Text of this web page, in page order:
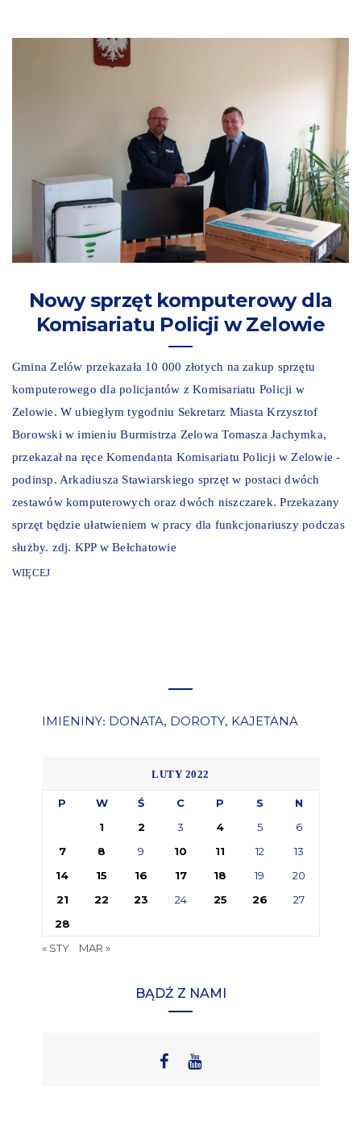
Nowy sprzęt komputerowy dla
Komisariatu Policji w Zelowie
Gmina Zelów przekazała 10 000 złotych na zakup sprzętu
komputerowego dla policjantów z Komisariatu Policji w
Zelowie. W ubiegłym tygodniu Sekretarz Miasta Krzysztof
Borowski w imieniu Burmistrza Zelowa Tomasza Jachymka,
przekazał na ręce Komendanta Komisariatu Policji w Zelowie -
podinsp. Arkadiusza Stawiarskiego sprzęt w postaci dwóch
zestawów komputerowych oraz dwóch niszczarek. Przekazany
sprzęt będzie ułatwieniem w pracy dla funkcjonariuszy podczas
służby. zdj. KPP w Bełchatowie
WIĘCEJ
IMIENINY: DONATA, DOROTY, KAJETANA
LUTY 2022
P W Ś C P S
N
1
2 3 4 5
6
7
8 9 10 11 12
13
14
15 16 17 18 19
20
21
22 23 24 25 26
27
28
« STY
MAR »
BĄDŹ Z NAMI